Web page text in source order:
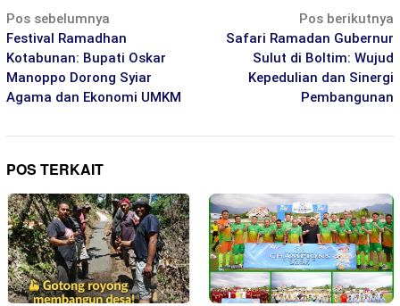
Navigasi
pos
Pos sebelumnya
Festival Ramadhan
Kotabunan: Bupati Oskar
Manoppo Dorong Syiar
Agama dan Ekonomi UMKM
Pos berikutnya
Safari Ramadan Gubernur
Sulut di Boltim: Wujud
Kepedulian dan Sinergi
Pembangunan
POS TERKAIT